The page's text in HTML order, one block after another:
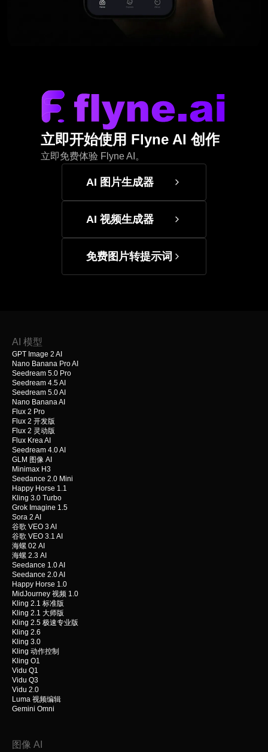
立即开始使用 Flyne AI 创作
立即免费体验 Flyne AI。
AI 图片生成器
AI 视频生成器
免费图片转提示词
AI 模型
GPT Image 2 AI
Nano Banana Pro AI
Seedream 5.0 Pro
Seedream 4.5 AI
Seedream 5.0 AI
Nano Banana AI
Flux 2 Pro
Flux 2 开发版
Flux 2 灵动版
Flux Krea AI
Seedream 4.0 AI
GLM 图像 AI
Minimax H3
Seedance 2.0 Mini
Happy Horse 1.1
Kling 3.0 Turbo
Grok Imagine 1.5
Sora 2 AI
谷歌 VEO 3 AI
谷歌 VEO 3.1 AI
海螺 02 AI
海螺 2.3 AI
Seedance 1.0 AI
Seedance 2.0 AI
Happy Horse 1.0
MidJourney 视频 1.0
Kling 2.1 标准版
Kling 2.1 大师版
Kling 2.5 极速专业版
Kling 2.6
Kling 3.0
Kling 动作控制
Kling O1
Vidu Q1
Vidu Q3
Vidu 2.0
Luma 视频编辑
Gemini Omni
图像 AI